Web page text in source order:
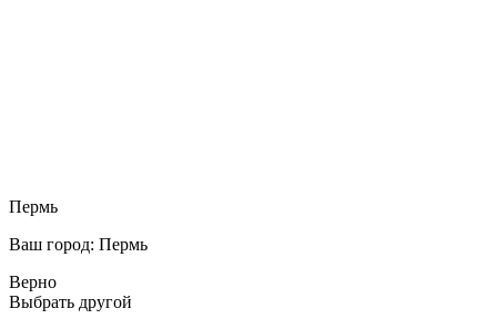
Пермь
Ваш город: Пермь
Верно
Выбрать другой